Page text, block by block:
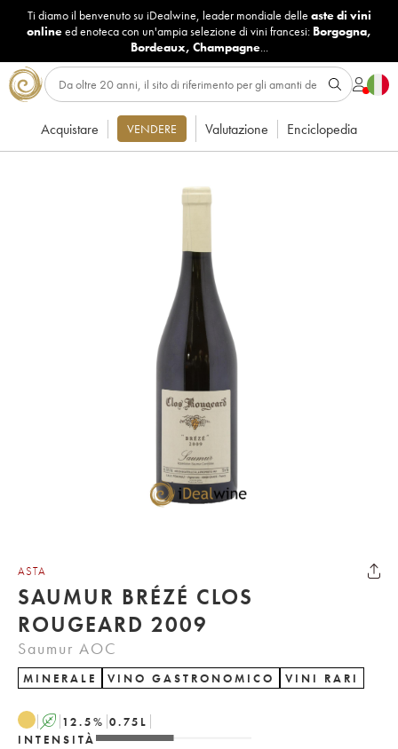
Ti diamo il benvenuto su iDealwine, leader mondiale delle aste di vini
onlineed enoteca con un'ampia selezione di vini francesi: Borgogna,
Bordeaux, Champagne...
Acquistare VENDERE Valutazione Enciclopedia
ASTA
SAUMUR BRÉZÉ CLOS
ROUGEARD 2009
Saumur AOC
MINERALE VINO GASTRONOMICO VINI RARI
A 12.5% 0.75 L
INTENSITÀ